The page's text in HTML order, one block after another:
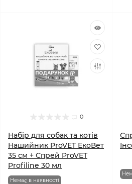
0
Набір для собак та котів
Нашийник ProVET ЕкоВет
35 см + Спрей ProVET
Profiline 30 мл
Немає в наявності